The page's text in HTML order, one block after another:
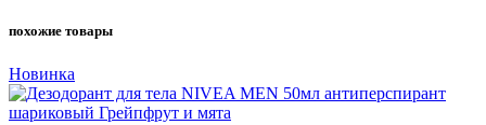
похожие товары
Новинка